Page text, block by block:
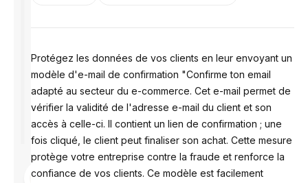
Conçu par
Protégez les données de vos clients en leur envoyant un
modèle d'e-mail de confirmation "Confirme ton email
adapté au secteur du e-commerce. Cet e-mail permet de
vérifier la validité de l'adresse e-mail du client et son
accès à celle-ci. Il contient un lien de confirmation ; une
fois cliqué, le client peut finaliser son achat. Cette mesure
protège votre entreprise contre la fraude et renforce la
confiance de vos clients. Ce modèle est facilement